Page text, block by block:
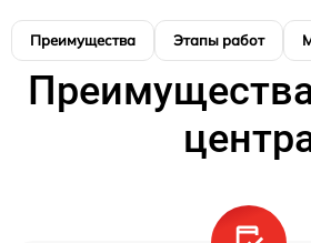
Преимущества Этапы работ